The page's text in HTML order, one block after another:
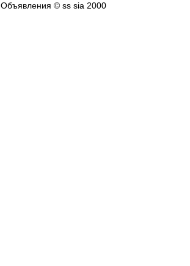
Объявления © ss sia 2000